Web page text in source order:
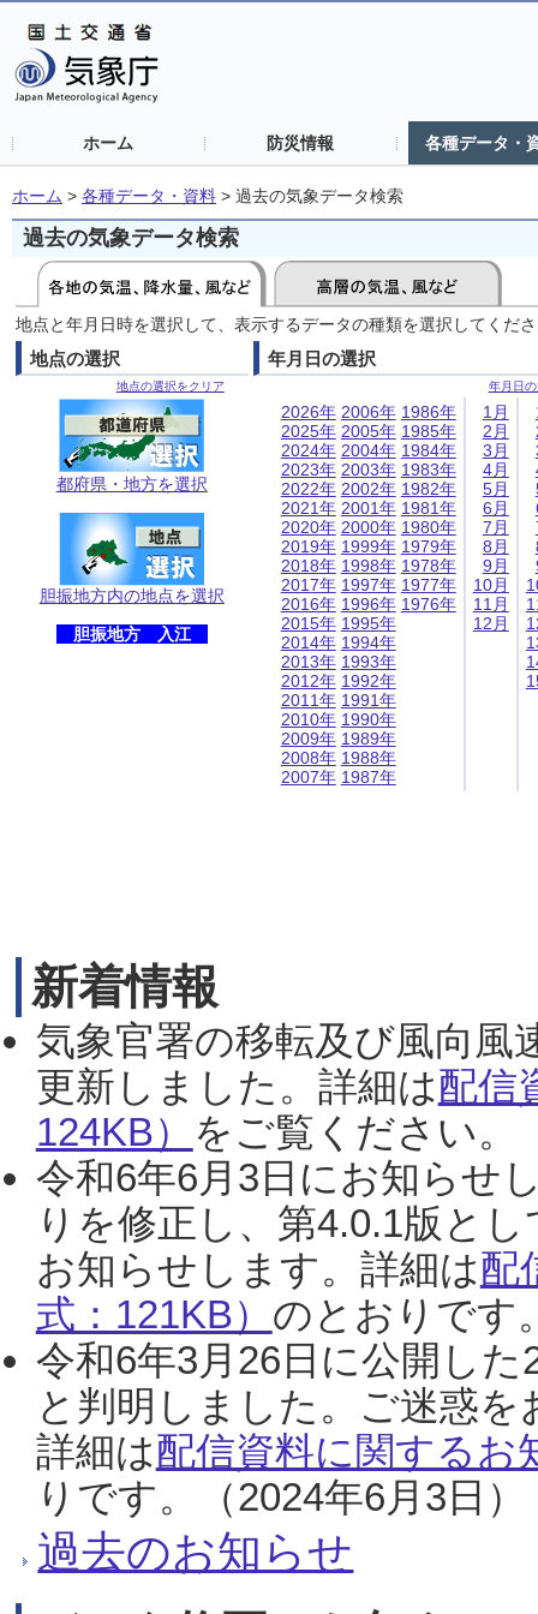
ホーム 防災情報 各種データ・
ホーム > 各種データ・資料 > 過去の気象データ検索
過去の気象データ検索
地点と年月日時を選択して、表示するデータの種類を選択してくだ
地点の選択
地点の選択をクリア
都府県・地方を選択
胆振地方内の地点を選択
胆振地方 入江
年月日の選択
年月日
2026年
2025年
2024年
2023年
2022年
2021年
2020年
2019年
2018年
2017年
2016年
2015年
2014年
2013年
2012年
2011年
2010年
2009年
2008年
2007年
2006年
2005年
2004年
2003年
2002年
2001年
2000年
1999年
1998年
1997年
1996年
1995年
1994年
1993年
1992年
1991年
1990年
1989年
1988年
1987年
1986年
1985年
1984年
1983年
1982年
1981年
1980年
1979年
1978年
1977年
1976年
1月
2月
3月
4月
5月
6月
7月
8月
9月
10月
11月
12月
新着情報
気象官署の移転及び風向風
更新しました。詳細は配信
124KB） をご覧ください。
令和6年6月3日にお知らせ
りを修正し、第4.0.1版と
お知らせします。詳細は配
式：121KB） のとおりです
令和6年3月26日に公開し
と判明しました。ご迷惑
詳細は配信資料に関するお
りです。（2024年6月3日）
過去のお知らせ